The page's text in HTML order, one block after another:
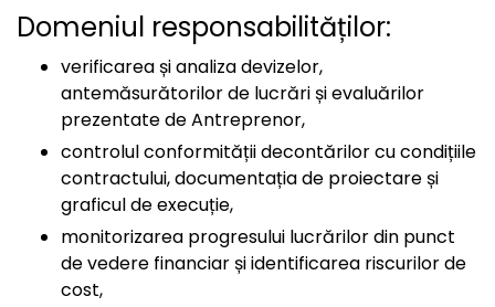
Domeniul responsabilităților:
verificarea și analiza devizelor,
antemăsurătorilor de lucrări și evaluărilor
prezentate de Antreprenor,
controlul conformității decontărilor cu condițiile
contractului, documentația de proiectare și
graficul de execuție,
monitorizarea progresului lucrărilor din punct
de vedere financiar și identificarea riscurilor de
cost,